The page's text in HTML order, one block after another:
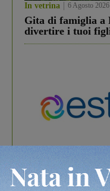
In vetrina 6 Agosto 2026
Gita di famiglia a
divertire i tuoi
In vetrina 3 Agosto 2026
Estra Notizie